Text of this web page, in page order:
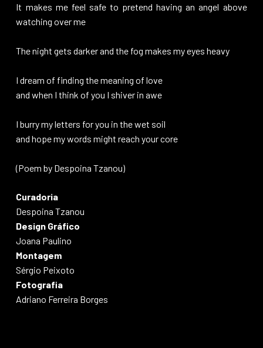
It makes me feel safe to pretend having an angel above
watching over me
The night gets darker and the fog makes my eyes heavy
I dream of finding the meaning of love
and when I think of you I shiver in awe
I burry my letters for you in the wet soil
and hope my words might reach your core
(Poem by Despoina Tzanou)
Curadoria
Despoina Tzanou
Design Gráfico
Joana Paulino
Montagem
Sérgio Peixoto
Fotografia
Adriano Ferreira Borges